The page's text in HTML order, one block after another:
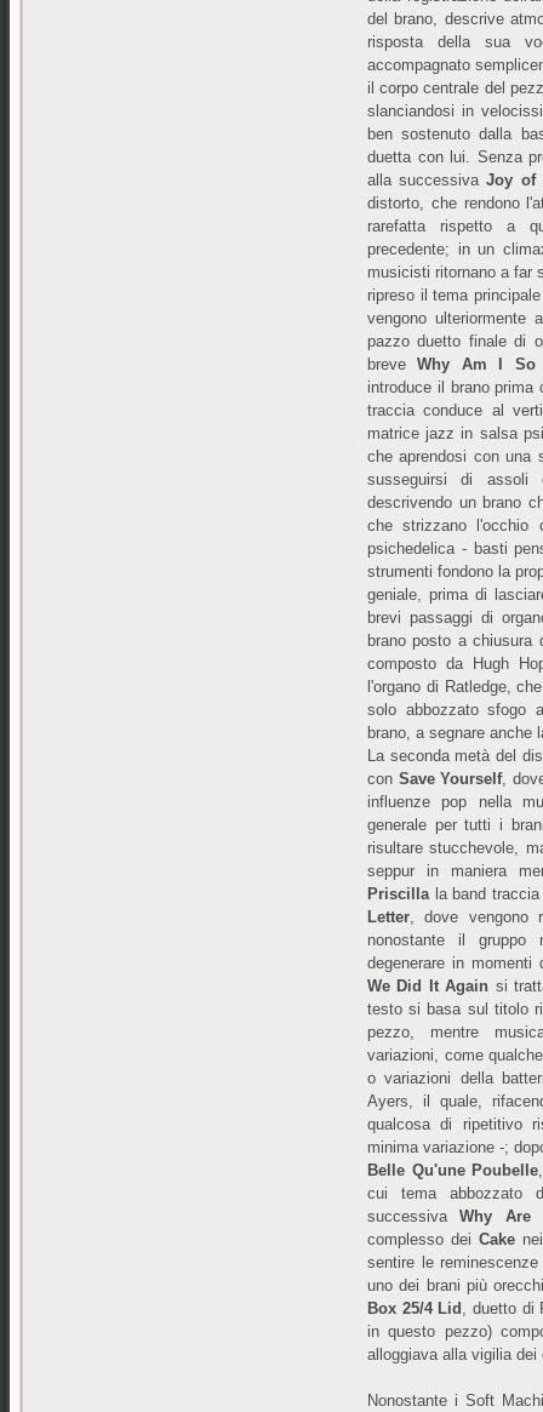
del brano, descrive
risposta della sua
accompagnato
il corpo centrale del
slanciandosi in
ben sostenuto dalla
duetta con lui. Senza
alla successivaJoy of
distorto, che rendono
rarefatta rispetto a
precedente; in un
musicisti ritornano a far
ripreso il tema
vengono ulteriormente
pazzo duetto finale di
breveWhy Am I So
introduce il brano prima
traccia conduce al
matrice jazz in salsa
che aprendosi con una
susseguirsi di
descrivendo un brano
che strizzano l'occhio
psichedelica - basti
strumenti fondono la
geniale, prima di
brevi passaggi di
brano posto a
composto da Hugh
l'organo di Ratledge,
solo abbozzato sfogo
brano, a segnare anche
La seconda metà del
con Save Yourself,
influenze pop nella
generale per tutti i
risultare stucchevole,
seppur in maniera
Priscillala band traccia
Letter, dove vengono
nonostante il gruppo
degenerare in
We Did It Again si
testo si basa sul titolo
pezzo, mentre
variazioni, come
o variazioni della
Ayers, il quale,
qualcosa di ripetitivo
minima variazione -;
Belle Qu'une Poubelle
cui tema abbozzato
successivaWhy Are
complesso dei Cake
sentire le
uno dei brani più
Box 25/4 Lid , duetto di
in questo pezzo)
alloggiava alla vigilia dei
Nonostante i Soft